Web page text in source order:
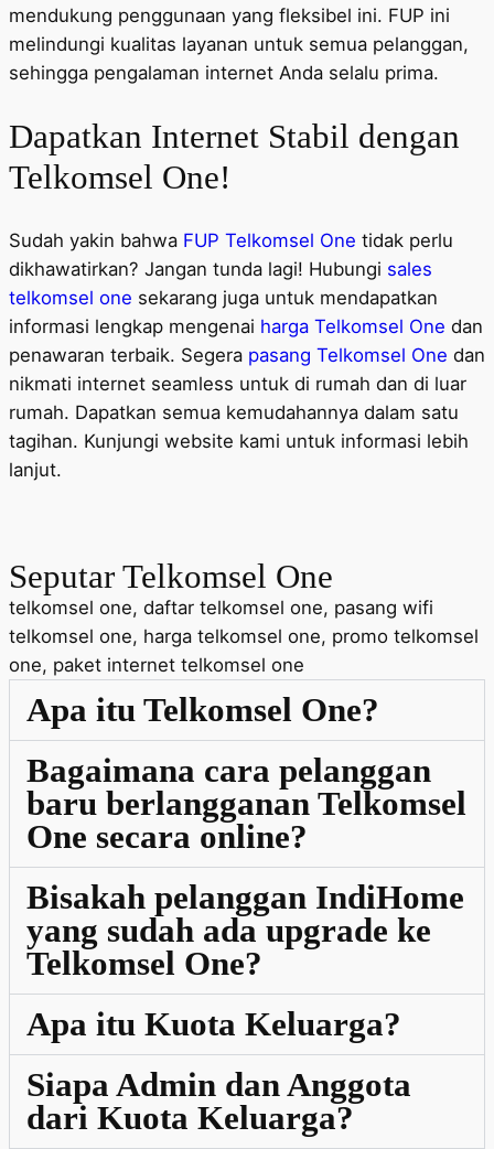
mendukung penggunaan yang fleksibel ini. FUP ini
melindungi kualitas layanan untuk semua pelanggan,
sehingga pengalaman internet Anda selalu prima.
Dapatkan Internet Stabil dengan
Telkomsel One!
Sudah yakin bahwa FUP Telkomsel One tidak perlu
dikhawatirkan? Jangan tunda lagi! Hubungi sales
telkomsel one sekarang juga untuk mendapatkan
informasi lengkap mengenai harga Telkomsel One dan
penawaran terbaik. Segera pasang Telkomsel One dan
nikmati internet seamless untuk di rumah dan di luar
rumah. Dapatkan semua kemudahannya dalam satu
tagihan. Kunjungi website kami untuk informasi lebih
lanjut.
Seputar Telkomsel One
telkomsel one, daftar telkomsel one, pasang wifi
telkomsel one, harga telkomsel one, promo telkomsel
one, paket internet telkomsel one
Apa itu Telkomsel One?
Bagaimana cara pelanggan
baru berlangganan Telkomsel
One secara online?
Bisakah pelanggan IndiHome
yang sudah ada upgrade ke
Telkomsel One?
Apa itu Kuota Keluarga?
Siapa Admin dan Anggota
dari Kuota Keluarga?